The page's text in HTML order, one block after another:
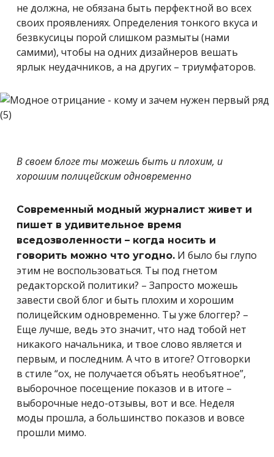
не должна, не обязана быть перфектной во всех
своих проявлениях. Определения тонкого вкуса и
безвкусицы порой слишком размыты (нами
самими), чтобы на одних дизайнеров вешать
ярлык неудачников, а на других – триумфаторов.
В своем блоге ты можешь быть и плохим, и
хорошим полицейским одновременно
Современный модный журналист живет и
пишет в удивительное время
вседозволенности – когда носить и
говорить можно что угодно. И было бы глупо
этим не воспользоваться. Ты под гнетом
редакторской политики? – Запросто можешь
завести свой блог и быть плохим и хорошим
полицейским одновременно. Ты уже блоггер? –
Еще лучше, ведь это значит, что над тобой нет
никакого начальника, и твое слово является и
первым, и последним. А что в итоге? Отговорки
в стиле “ох, не получается объять необъятное”,
выборочное посещение показов и в итоге –
выборочные недо-отзывы, вот и все. Неделя
моды прошла, а большинство показов и вовсе
прошли мимо.